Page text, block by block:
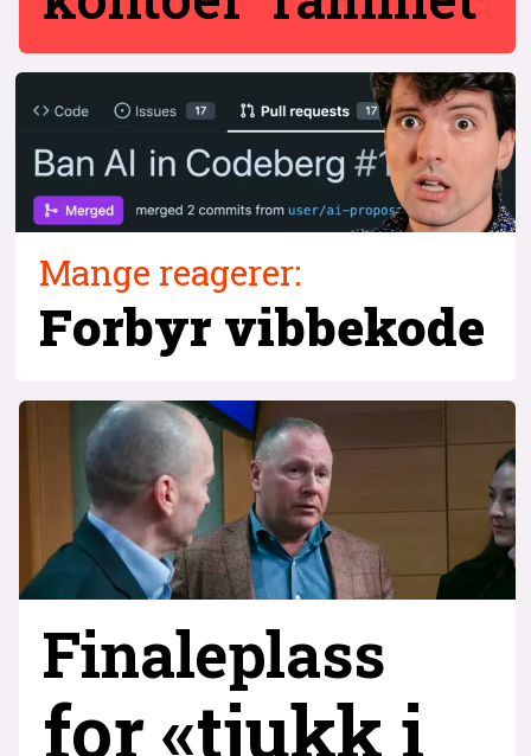
Mange reagerer:
Forbyr vibbekode
Finaleplass
for «tjukk i